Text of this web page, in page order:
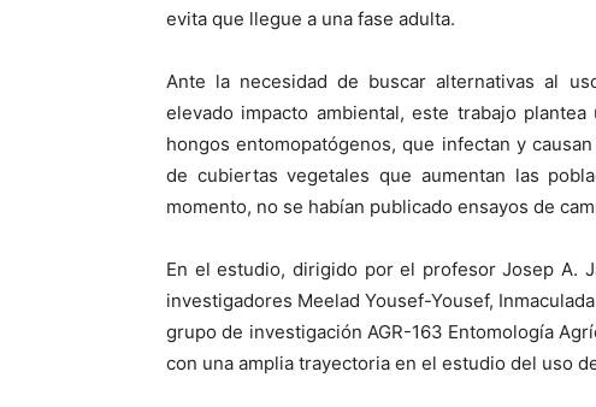
evita que llegue a una fase adulta.
Ante la necesidad de buscar alternativas al
elevado impacto ambiental, este trabajo
hongos entomopatógenos, que infectan y
de cubiertas vegetales que aumentan las
momento, no se habían publicado ensayos de
En el estudio, dirigido por el profesor Josep A.
investigadores Meelad Yousef-Yousef,
grupo de investigación AGR-163 Entomología
con una amplia trayectoria en el estudio del uso